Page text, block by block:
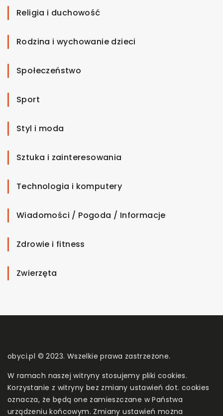
Religia i duchowość
Rodzina i wychowanie dzieci
Społeczeństwo
Sport
Styl i moda
Sztuka i zainteresowania
Technologia i komputery
Wiadomości / Pogoda / Informacje
Zdrowie i fitness
Zwierzęta
obyci.pl © 2023. Wszelkie prawa zastrzeżone.
W ramach naszej witryny stosujemy pliki cookies.
Korzystanie z witryny bez zmiany ustawień dot. cookies
oznacza, że będą one zamieszczane w Państwa
urządzeniu końcowym. Zmiany ustawień można